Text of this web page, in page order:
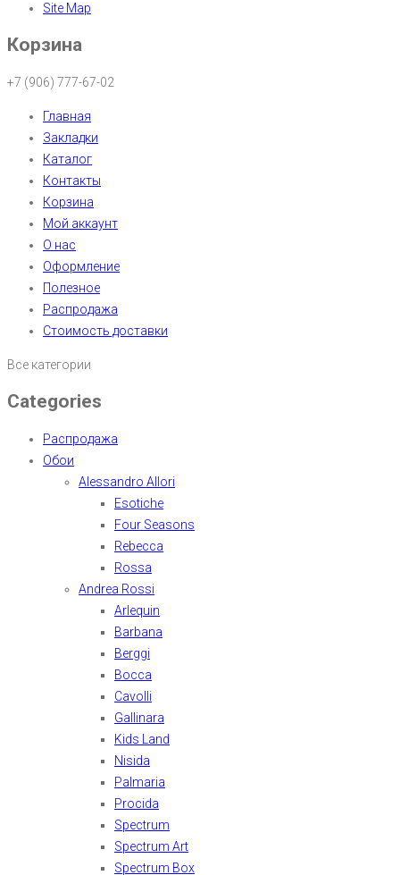
Site Map
Корзина
+7 (906) 777-67-02
Главная
Закладки
Каталог
Контакты
Корзина
Мой аккаунт
О нас
Оформление
Полезное
Распродажа
Стоимость доставки
Все категории
Categories
Распродажа
Обои
Alessandro Allori
Esotiche
Four Seasons
Rebecca
Rossa
Andrea Rossi
Arlequin
Barbana
Berggi
Bocca
Cavolli
Gallinara
Kids Land
Nisida
Palmaria
Procida
Spectrum
Spectrum Art
Spectrum Box